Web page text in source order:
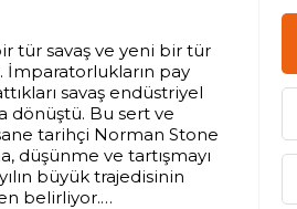
tür savaş ve yeni bir tür
İmparatorlukların pay
savaş endüstriyel
dönüştü. Bu sert ve
tarihçi Norman Stone
düşünme ve tartışmayı
büyük trajedisinin
belirliyor.